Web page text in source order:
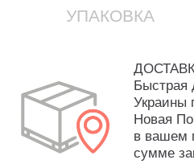
УПАКОВКА
Быстрая
Украины
Новая
в вашем
сумме